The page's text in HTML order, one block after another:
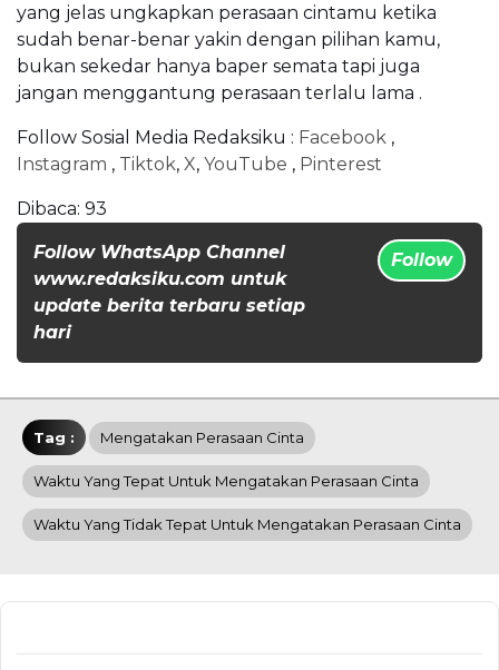
yang jelas ungkapkan perasaan cintamu ketika
sudah benar-benar yakin dengan pilihan kamu,
bukan sekedar hanya baper semata tapi juga
jangan menggantung perasaan terlalu lama .
Follow Sosial Media Redaksiku : Facebook ,
Instagram , Tiktok, X, YouTube , Pinterest
Dibaca: 93
Follow WhatsApp Channel
www.redaksiku.com untuk
update berita terbaru setiap
hari
Follow
Tag : Mengatakan Perasaan Cinta
Waktu Yang Tepat Untuk Mengatakan Perasaan Cinta
Waktu Yang Tidak Tepat Untuk Mengatakan Perasaan Cinta